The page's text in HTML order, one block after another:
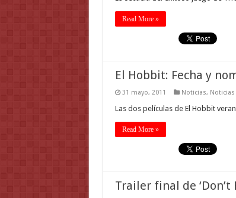
Read More »
El Hobbit: Fecha y
31 mayo, 2011 Noticias, Noticias
Las dos películas de El Hobbit
Read More »
Trailer final de